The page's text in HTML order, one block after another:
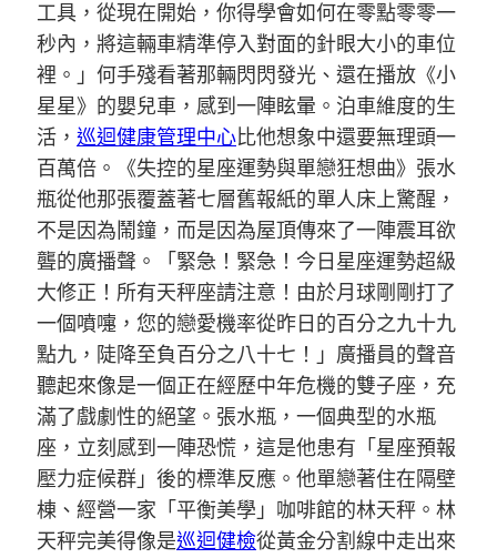
工具，從現在開始，你得學會如何在零點零零一
秒內，將這輛車精準停入對面的針眼大小的車位
裡。」何手殘看著那輛閃閃發光、還在播放《小
星星》的嬰兒車，感到一陣眩暈。泊車維度的生
活， 巡迴健康管理中心比他想象中還要無理頭一
百萬倍。《失控的星座運勢與單戀狂想曲》張水
瓶從他那張覆蓋著七層舊報紙的單人床上驚醒，
不是因為鬧鐘，而是因為屋頂傳來了一陣震耳欲
聾的廣播聲。「緊急！緊急！今日星座運勢超級
大修正！所有天秤座請注意！由於月球剛剛打了
一個噴嚏，您的戀愛機率從昨日的百分之九十九
點九，陡降至負百分之八十七！」廣播員的聲音
聽起來像是一個正在經歷中年危機的雙子座，充
滿了戲劇性的絕望。張水瓶，一個典型的水瓶
座，立刻感到一陣恐慌，這是他患有「星座預報
壓力症候群」後的標準反應。他單戀著住在隔壁
棟、經營一家「平衡美學」咖啡館的林天秤。林
天秤完美得像是巡迴健檢從黃金分割線中走出來